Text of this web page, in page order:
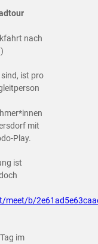
nach
ist pro
mit
Play.
ist
b/
im